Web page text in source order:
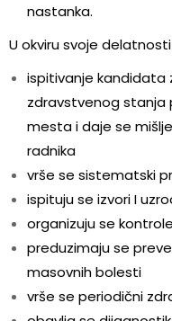
nastanka.
U okviru svoje
ispitivanje kandidata
zdravstvenog stanja
mesta i daje se
radnika
vrše se sistematski
ispituju se izvori I
organizuju se
preduzimaju se
masovnih bolesti
vrše se periodični